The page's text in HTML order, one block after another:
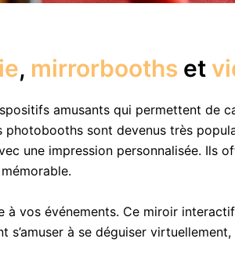
, mirrorbooths et
amusants qui permettent de
photobooths sont devenus très
une impression personnalisée. Ils
vos événements. Ce miroir
à se déguiser